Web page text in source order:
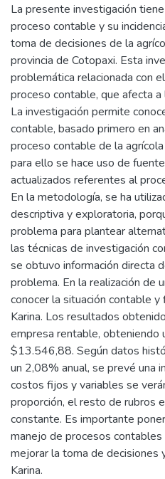
La presente investigación
proceso contable y su
toma de decisiones de la
provincia de Cotopaxi. Esta
problemática relacionada con
proceso contable, que afecta
La investigación permite
contable, basado primero en
proceso contable de la
para ello se hace uso de
actualizados referentes al
En la metodología, se ha
descriptiva y exploratoria,
problema para plantear
las técnicas de investigación
se obtuvo información directa
problema. En la realización de
conocer la situación contable y
Karina. Los resultados
empresa rentable, obteniendo
$13.546,88. Según datos
un 2,08% anual, se prevé una
costos fijos y variables se
proporción, el resto de rubros
constante. Es importante
manejo de procesos
mejorar la toma de decisiones
Karina.